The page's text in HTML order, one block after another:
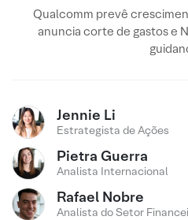
Qualcomm prevê
anuncia corte de gastos e
Jennie Li
Estrategista de Ações
Pietra Guerra
Analista Internacional
Rafael Nobre
Analista do Setor